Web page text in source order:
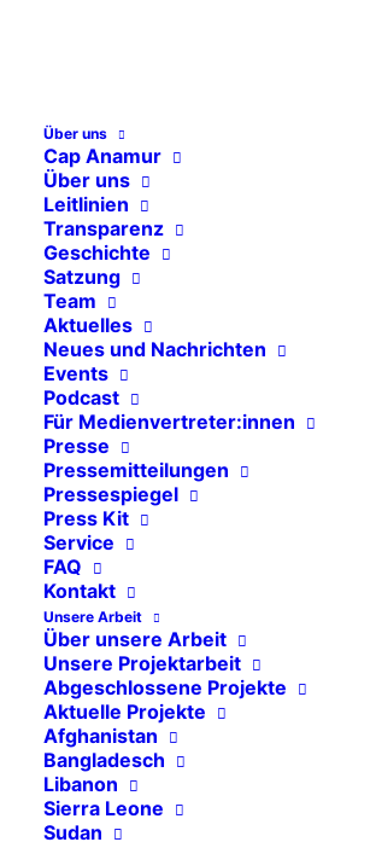
Über uns
Cap Anamur
Über uns
Leitlinien
Transparenz
Geschichte
Satzung
Team
Aktuelles
Neues und Nachrichten
Events
Podcast
Für Medienvertreter:innen
Presse
Pressemitteilungen
Pressespiegel
Press Kit
Service
FAQ
Kontakt
Unsere Arbeit
Über unsere Arbeit
Unsere Projektarbeit
Abgeschlossene Projekte
Aktuelle Projekte
Afghanistan
Bangladesch
Libanon
Sierra Leone
Sudan
THEMEN
Allgemeines
Events
Freie Stellen
Pressemitteilungen
Pressespiegel
Aktuelle Projekte
Syrien
Äthiopien
Mosambik
Afghanistan
Libanon
Bangladesch
Sierra Leone